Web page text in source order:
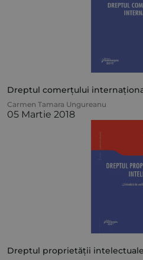
Dreptul comerțului
Carmen Tamara Ungureanu
05 Martie 2018
Dreptul proprietății intelectuale